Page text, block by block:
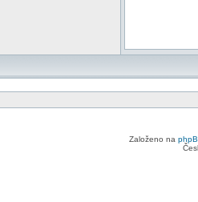
Založeno na